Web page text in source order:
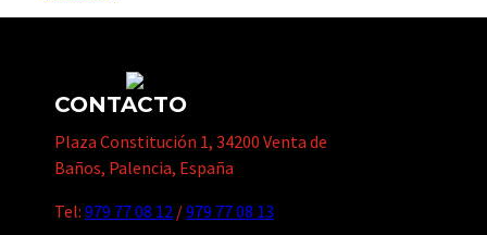
CONTACTO
Plaza Constitución 1, 34200 Venta de
Baños, Palencia, España
Tel: 979 77 08 12 /979 77 08 13